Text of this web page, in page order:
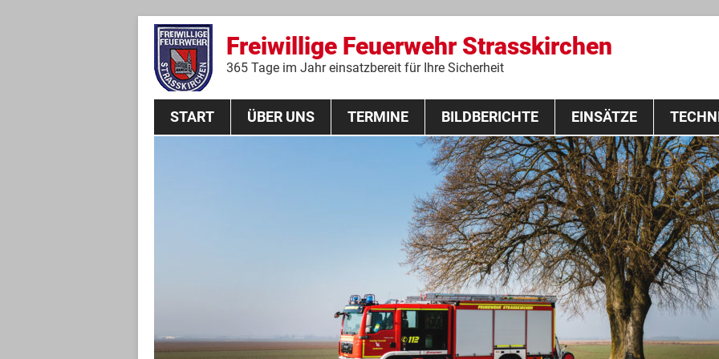
Freiwillige Feuerwehr Strasskirchen
365 Tage im Jahr einsatzbereit für Ihre Sicherheit
Zum
springen
START ÜBER UNS TERMINE
THL Lehrgang 2020
BILDBERICHTE EINSÄTZE
Fahrzeuge
Ausrüstung